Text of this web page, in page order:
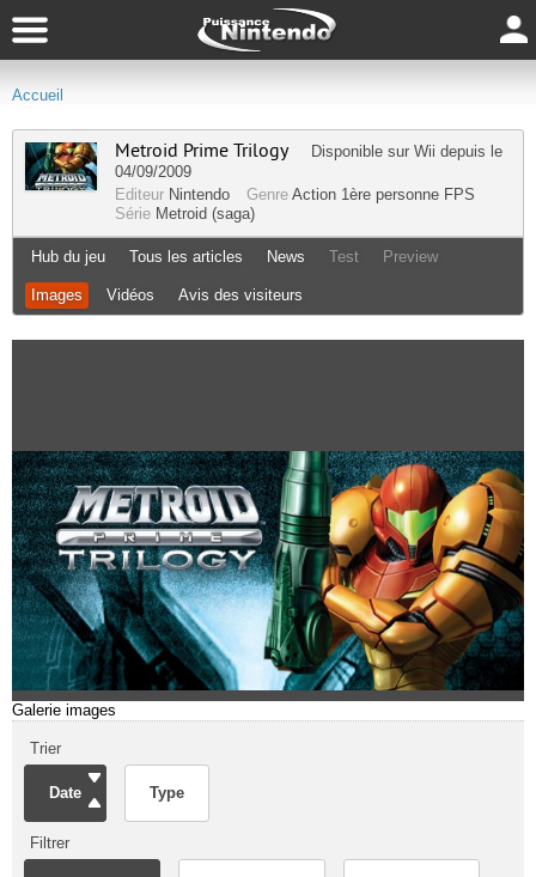
Accueil
Metroid Prime Trilogy Disponible sur Wii depuis le
04/09/2009
Editeur Nintendo Genre Action 1ère personne FPS
Série Metroid (saga)
Hub du jeu Tous les articles News Test Preview
Images Vidéos Avis des visiteurs
Galerie images
Trier
Date Type
Filtrer